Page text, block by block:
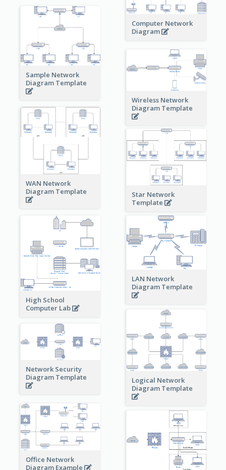
Computer Network
Diagram
Sample Network
Diagram Template
Wireless Network
Diagram Template
WAN Network
Diagram Template
Star Network
Template
High School
Computer Lab
LAN Network
Diagram Template
Logical Network
Diagram Template
Network Security
Diagram Template
Office Network
Diagram Example